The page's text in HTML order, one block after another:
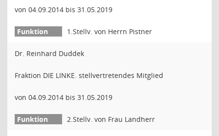
von 04.09.2014 bis 31.05.2019
1.Stellv. von Herrn Pistner
Dr. Reinhard Duddek
Fraktion DIE LINKE. stellvertretendes Mitglied
von 04.09.2014 bis 31.05.2019
2.Stellv. von Frau Landherr